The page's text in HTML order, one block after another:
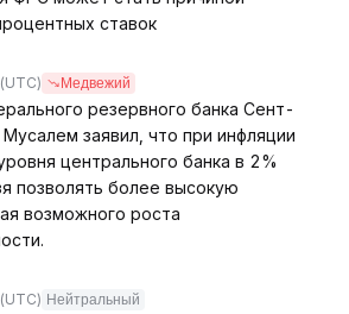
ставок
(UTC) Медвежий
резервного банка Сент-
заявил, что при инфляции
центрального банка в 2%
позволять более высокую
возможного роста
(UTC) Нейтральный